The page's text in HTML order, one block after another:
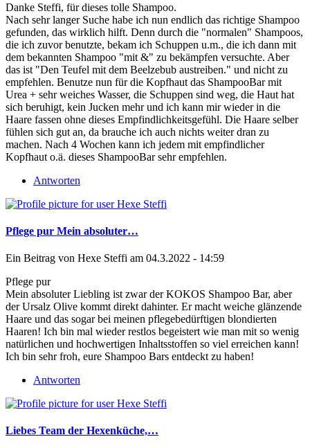
Danke Steffi, für dieses tolle Shampoo.
Nach sehr langer Suche habe ich nun endlich das richtige Shampoo
gefunden, das wirklich hilft. Denn durch die "normalen" Shampoos,
die ich zuvor benutzte, bekam ich Schuppen u.m., die ich dann mit
dem bekannten Shampoo "mit &" zu bekämpfen versuchte. Aber
das ist "Den Teufel mit dem Beelzebub austreiben." und nicht zu
empfehlen. Benutze nun für die Kopfhaut das ShampooBar mit
Urea + sehr weiches Wasser, die Schuppen sind weg, die Haut hat
sich beruhigt, kein Jucken mehr und ich kann mir wieder in die
Haare fassen ohne dieses Empfindlichkeitsgefühl. Die Haare selber
fühlen sich gut an, da brauche ich auch nichts weiter dran zu
machen. Nach 4 Wochen kann ich jedem mit empfindlicher
Kopfhaut o.ä. dieses ShampooBar sehr empfehlen.
Antworten
Pflege pur Mein absoluter…
Ein Beitrag von Hexe Steffi am 04.3.2022 - 14:59
Pflege pur
Mein absoluter Liebling ist zwar der KOKOS Shampoo Bar, aber
der Ursalz Olive kommt direkt dahinter. Er macht weiche glänzende
Haare und das sogar bei meinen pflegebedürftigen blondierten
Haaren! Ich bin mal wieder restlos begeistert wie man mit so wenig
natürlichen und hochwertigen Inhaltsstoffen so viel erreichen kann!
Ich bin sehr froh, eure Shampoo Bars entdeckt zu haben!
Antworten
Liebes Team der Hexenküche,…